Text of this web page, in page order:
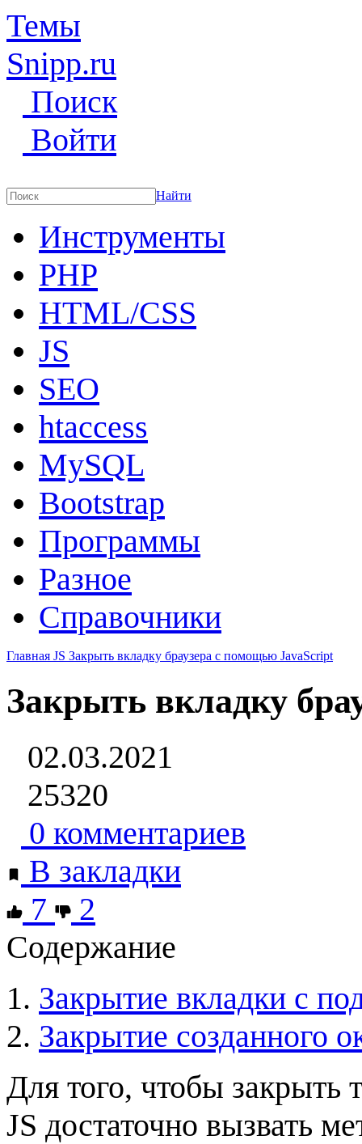
Темы
Snipp.ru
Поиск
Войти
Найти
Инструменты
PHP
HTML/CSS
JS
SEO
htaccess
MySQL
Bootstrap
Программы
Разное
Справочники
Главная JS Закрыть вкладку браузера c помощью JavaScript
Закрыть вкладку
02.03.2021
25320
0 комментариев
В закладки
7
2
Содержание
Закрытие вкладки с
Закрытие созданного
Для того, чтобы закрыть
JS достаточно вызвать